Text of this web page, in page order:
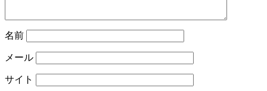
名前
メール
サイト